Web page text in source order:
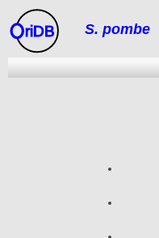
riDB S. pombe